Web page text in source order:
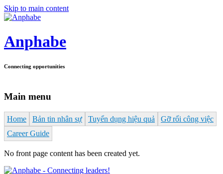
Skip to main content
Anphabe
Connecting opportunities
Main menu
Home Bản tin nhân sự Tuyển dụng hiệu quả
Gỡ rối công việc
Career Guide
No front page content has been created yet.